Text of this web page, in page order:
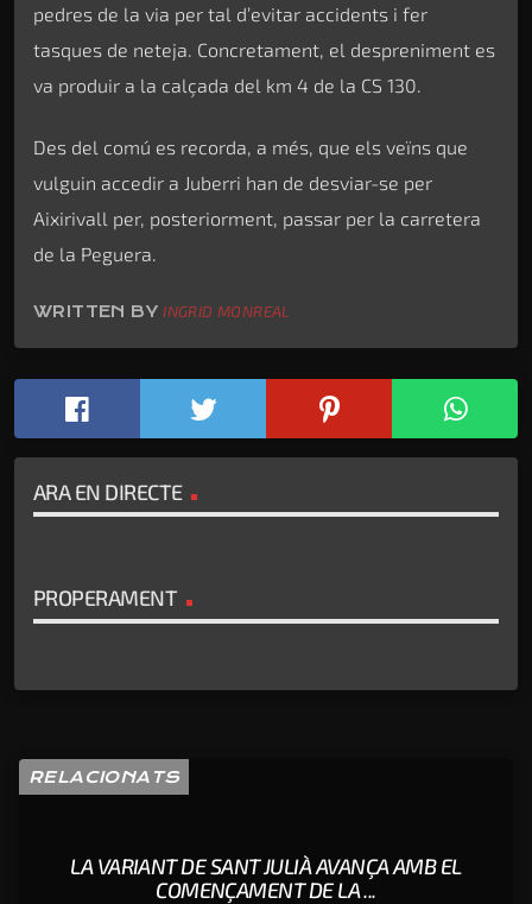
pedres de la via per tal d’evitar accidents i fer
tasques de neteja. Concretament, el despreniment es
va produir a la calçada del km 4 de la CS 130.
Des del comú es recorda, a més, que els veïns que
vulguin accedir a Juberri han de desviar-se per
Aixirivall per, posteriorment, passar per la carretera
de la Peguera.
WRITTEN BYINGRID MONREAL
ARA EN DIRECTE
PROPERAMENT
RELACIONATS
LA VARIANT DE SANT JULIÀ AVANÇA AMB EL
COMENÇAMENT DE LA ...